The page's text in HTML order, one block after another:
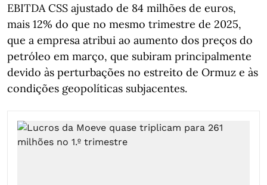
EBITDA CSS ajustado de 84 milhões de euros,
mais 12% do que no mesmo trimestre de 2025,
que a empresa atribui ao aumento dos preços do
petróleo em março, que subiram principalmente
devido às perturbações no estreito de Ormuz e às
condições geopolíticas subjacentes.